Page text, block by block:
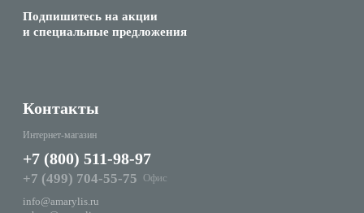
Подпишитесь на акции
и специальные предложения
Контакты
Интернет-магазин
+7 (800) 511-98-97
+7 (499) 704-55-75 Офис
info@amarylis.ru